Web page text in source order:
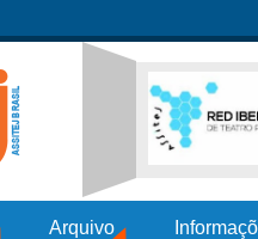
Arquivo